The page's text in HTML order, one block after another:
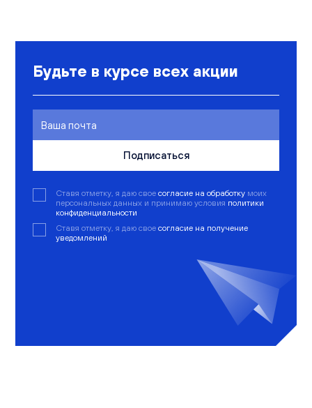
Будьте в курсе всех акции
Подписаться
Ставя отметку, я даю свое согласие на обработку моих
персональных данных и принимаю условия политики
конфиденциальности
Ставя отметку, я даю свое согласие на получение
уведомлений